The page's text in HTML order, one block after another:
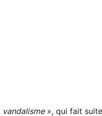
vandalisme», qui fait suite